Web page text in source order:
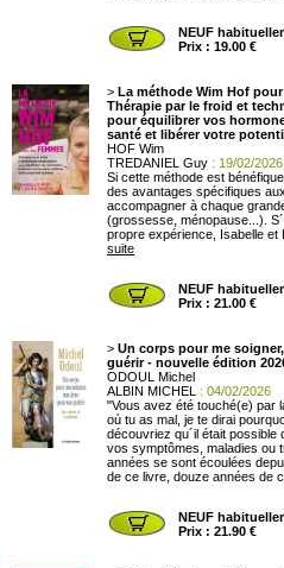
NEUF
Prix : 19.00 €
> La méthode Wim Hof
Thérapie par le froid et
pour équilibrer vos
santé et libérer votre
HOF Wim
TREDANIEL Guy : 19/02/2026
Si cette méthode est
des avantages spécifiques
accompagner à chaque
(grossesse, ménopause...).
propre expérience, Isabelle et
suite
NEUF
Prix : 21.00 €
> Un corps pour me
guérir - nouvelle édition
ODOUL Michel
ALBIN MICHEL
: 04/02/2026
"Vous avez été touché(e) par
où tu as mal, je te dirai
découvriez qu´il était possible
vos symptômes, maladies ou
années se sont écoulées
de ce livre, douze années de
NEUF
Prix : 21.90 €